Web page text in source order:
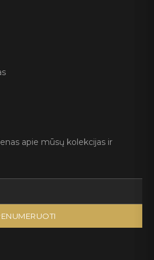
apie mūsų kolekcijas ir